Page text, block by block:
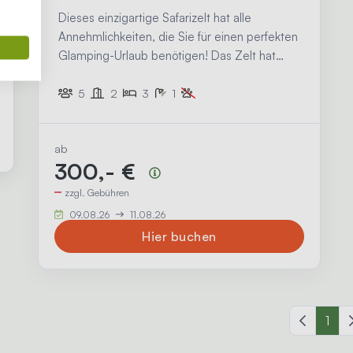
Dieses einzigartige Safarizelt hat alle
Annehmlichkeiten, die Sie für einen perfekten
Glamping-Urlaub benötigen! Das Zelt hat
voll ausgestattete Küche mit Inventar und
Dusche, einer Toilette und einem
Waschbecken ausgestattet ist.
5 2 3 1
ab
300,- €
zzgl. Gebühren
09.08.26
11.08.26
Hier buchen
Vorherige
1